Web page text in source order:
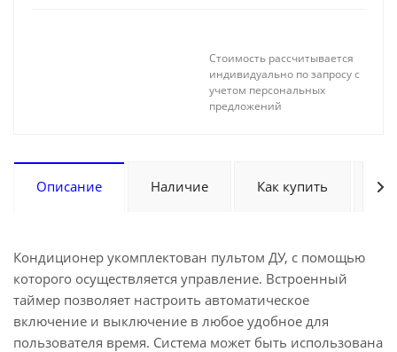
Стоимость рассчитывается
индивидуально по запросу с
учетом персональных
предложений
Описание Наличие Как купить
Кондиционер укомплектован пультом ДУ, с помощью
которого осуществляется управление. Встроенный
таймер позволяет настроить автоматическое
включение и выключение в любое удобное для
пользователя время. Система может быть использована